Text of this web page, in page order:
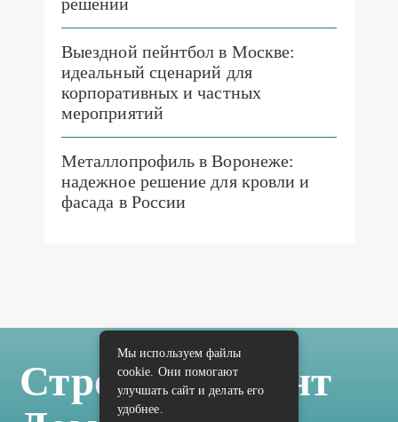
Выездной пейнтбол в Москве:
идеальный сценарий для
корпоративных и частных
мероприятий
Металлопрофиль в Воронеже:
надежное решение для кровли и
фасада в России
Стройка Ремонт
Мы используем файлы
cookie. Они помогают
улучшать сайт и делать его
удобнее.